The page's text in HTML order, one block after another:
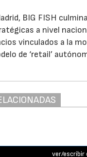
BIG FISH
a nivel
vinculados a la
de ‘retail’
ver/escribir